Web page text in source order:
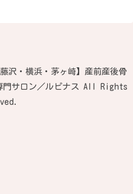
・横浜・茅ヶ崎】産前産後骨
門サロン／ルピナス All Rights